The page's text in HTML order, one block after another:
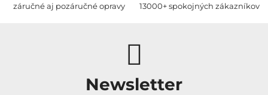
záručné aj pozáručné opravy 13000+ spokojných zákazníkov
Newsletter